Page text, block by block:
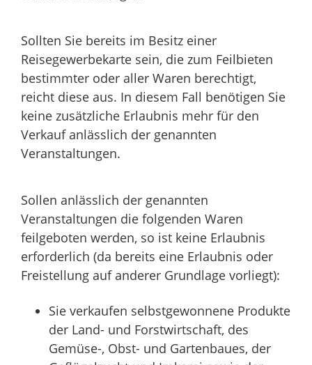
Sollten Sie bereits im Besitz einer
Reisegewerbekarte sein, die zum Feilbieten
bestimmter oder aller Waren berechtigt,
reicht diese aus. In diesem Fall benötigen Sie
keine zusätzliche Erlaubnis mehr für den
Verkauf anlässlich der genannten
Veranstaltungen.
Sollen anlässlich der genannten
Veranstaltungen die folgenden Waren
feilgeboten werden, so ist keine Erlaubnis
erforderlich (da bereits eine Erlaubnis oder
Freistellung auf anderer Grundlage vorliegt):
Sie verkaufen selbstgewonnene Produkte
der Land- und Forstwirtschaft, des
Gemüse-, Obst- und Gartenbaues, der